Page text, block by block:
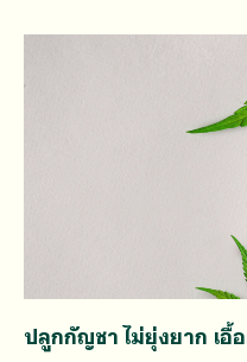
นั้นจึงนับเป็นการศึกษาเกษ
ปลูกกัญชา ไม่ยุ่งยาก เ